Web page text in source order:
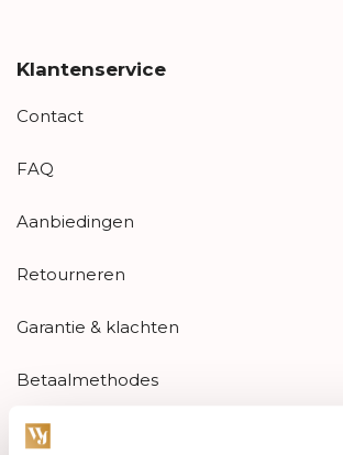
Klantenservice
Contact
FAQ
Aanbiedingen
Retourneren
Garantie & klachten
Betaalmethodes
Sitemap